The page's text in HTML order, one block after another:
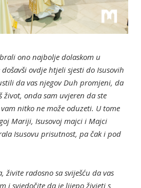
ono najbolje dolaskom u
ovdje htjeli sjesti do Isusovih
da vas njegov Duh promjeni, da
onda sam uvjeren da ste
nitko ne može oduzeti. U tome
Mariji, Isusovoj majci i Majci
Isusovu prisutnost, pa čak i pod
živite radosno sa sviješću da vas
i svjedočite da je lijepo živjeti s